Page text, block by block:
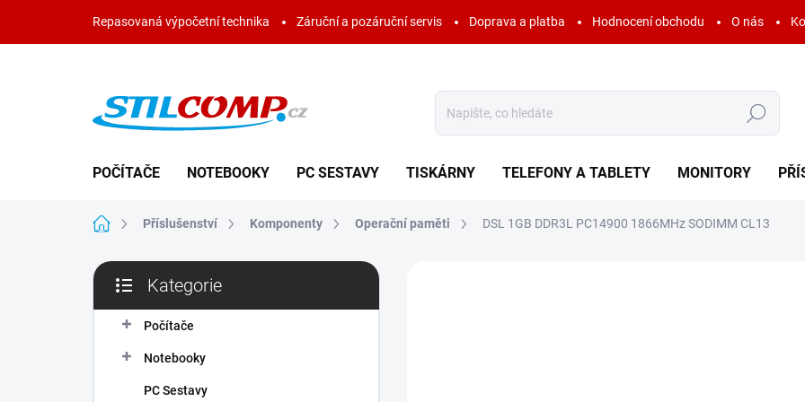
obsah
Repasovaná výpočetní technika Záruční a pozáruční servis Doprava a platba Hodnocení obchodu O nás
Hledat
POČÍTAČE NOTEBOOKY PC SESTAVY TISKÁRNY TELEFONY A TABLETY MONITORY
Domů Příslušenství Komponenty Operační paměti DSL 1GB DDR3L PC14900 1866MHz SODIMM CL13
P
s
kategorie
Kategorie
Počítače
Notebooky
PC Sestavy